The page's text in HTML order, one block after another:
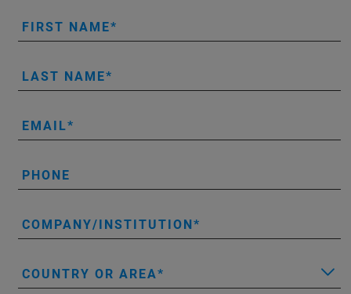
FIRST NAME
LAST NAME
EMAIL
PHONE
COMPANY/INSTITUTION
COUNTRY OR AREA